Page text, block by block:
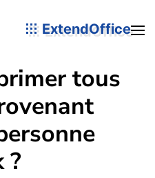
ExtendOffice
tous
?